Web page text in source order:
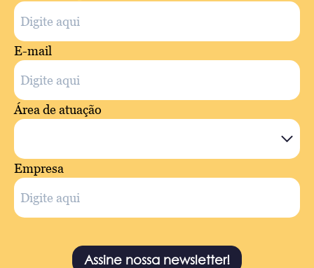
E-mail
Área de atuação
Empresa
Assine nossa newsletter!